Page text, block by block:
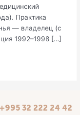
Практика
— владелец (с
1992–1998 […]
+995 32 222 24 42